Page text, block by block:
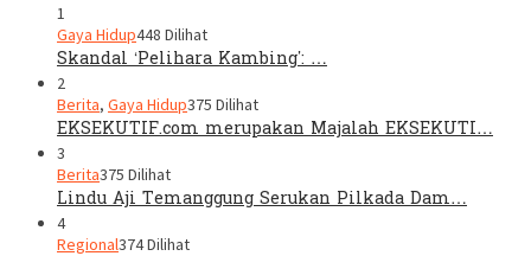
1
Gaya Hidup448 Dilihat
Skandal ‘Pelihara Kambing’: …
2
Berita, Gaya Hidup375 Dilihat
EKSEKUTIF.com merupakan Majalah EKSEKUTI…
3
Berita375 Dilihat
Lindu Aji Temanggung Serukan Pilkada Dam…
4
Regional374 Dilihat